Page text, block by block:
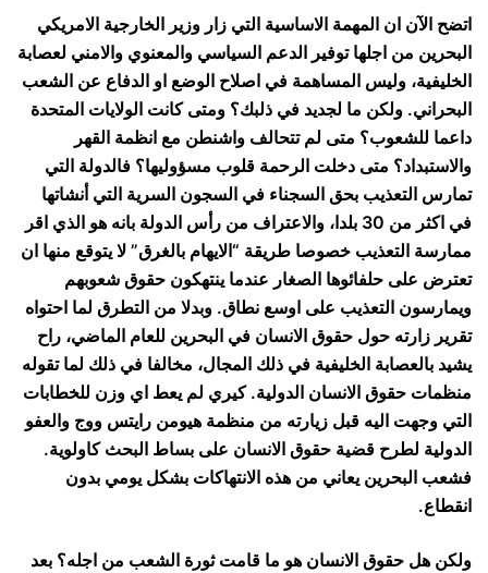
اتضح الآن ان المهمة الاساسية التي زار وزير الخارجية الامريكي
البحرين من اجلها توفير الدعم السياسي والمعنوي والامني لعصابة
الخليفية، وليس المساهمة في اصلاح الوضع او الدفاع عن الشعب
البحراني. ولكن ما لجديد في ذلبك؟ ومتى كانت الولايات المتحدة
داعما للشعوب؟ متى لم تتحالف واشنطن مع انظمة القهر
والاستبداد؟ متى دخلت الرحمة قلوب مسؤوليها؟ فالدولة التي
تمارس التعذيب بحق السجناء في السجون السرية التي أنشاتها
في اكثر من 30 بلدا، والاعتراف من رأس الدولة بانه هو الذي اقر
ممارسة التعذيب خصوصا طريقة “الايهام بالغرق” لا يتوقع منها ان
تعترض على حلفائوها الصغار عندما ينتهكون حقوق شعوبهم
ويمارسون التعذيب على اوسع نطاق. وبدلا من التطرق لما احتواه
تقرير زارته حول حقوق الانسان في البحرين للعام الماضي، راح
يشيد بالعصابة الخليفية في ذلك المجال، مخالفا في ذلك لما تقوله
منظمات حقوق الانسان الدولية. كيري لم يعط اي وزن للخطابات
التي وجهت اليه قبل زيارته من منظمة هيومن رايتس ووج والعفو
الدولية لطرح قضية حقوق الانسان على بساط البحث كاولوية.
فشعب البحرين يعاني من هذه الانتهاكات بشكل يومي بدون
انقطاع.
ولكن هل حقوق الانسان هو ما قامت ثورة الشعب من اجله؟ بعد